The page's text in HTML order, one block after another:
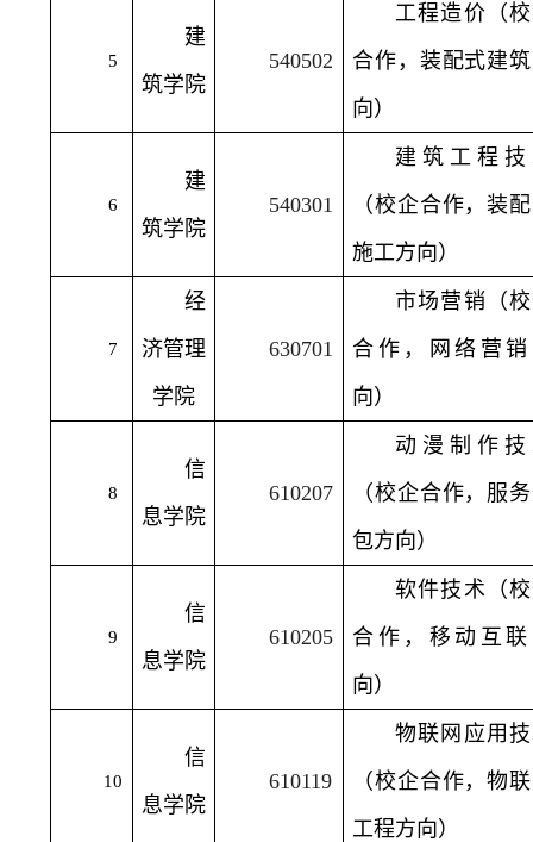
5
建
筑学院
540502
工程造价（
合作，装配式建
向）
6
建
筑学院
540301
建筑工程技
（校企合作，装
施工方向）
7
经
济管理
学院
630701
市场营销（
合作，网络营销
向）
8
信
息学院
610207
动漫制作技
（校企合作，服
包方向）
9
信
息学院
610205
软件技术（
合作，移动互联
向）
10
信
息学院
610119
物联网应用
（校企合作，物
工程方向）